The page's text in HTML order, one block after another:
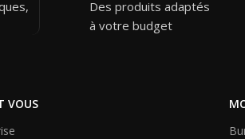
Des produits adaptés
à votre budget
VOUS